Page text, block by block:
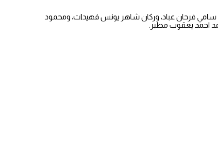
سامي فرحان عباد، ومحمد سامي فرحان عباد، وركان شاهر يونس فهيدات، ومحمود
احمد يعقوب مطير.